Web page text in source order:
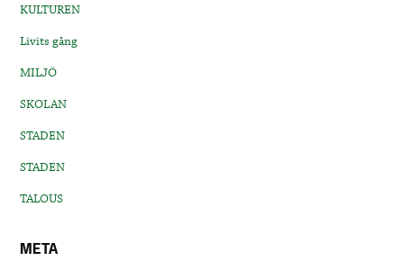
KULTUREN
Livits gång
MILJÖ
SKOLAN
STADEN
STADEN
TALOUS
META